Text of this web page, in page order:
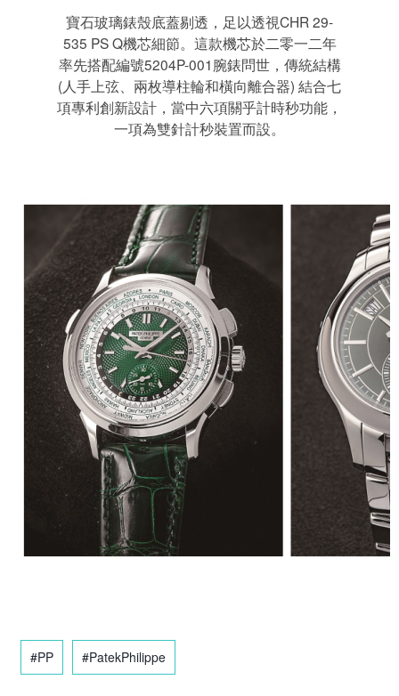
寶石玻璃錶殼底蓋剔透，足以透視CHR 29-
535 PS Q機芯細節。這款機芯於二零一二年
率先搭配編號5204P-001腕錶問世，傳統結構
(人手上弦、兩枚導柱輪和橫向離合器) 結合七
項專利創新設計，當中六項關乎計時秒功能，
一項為雙針計秒裝置而設。
#PP #PatekPhilippe